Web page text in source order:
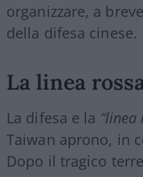
organizzare, a
della difesa cinese.
La linea
La difesa e la “linea
Taiwan aprono, in
Dopo il tragico